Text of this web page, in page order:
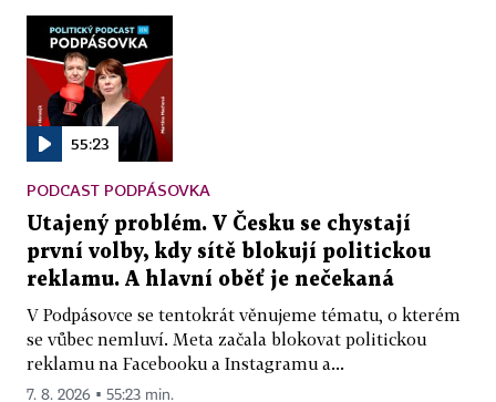
55:23
PODCAST PODPÁSOVKA
Utajený problém. V Česku se chystají
první volby, kdy sítě blokují politickou
reklamu. A hlavní oběť je nečekaná
V Podpásovce se tentokrát věnujeme tématu, o kterém
se vůbec nemluví. Meta začala blokovat politickou
reklamu na Facebooku a Instagramu a...
7. 8. 2026 ▪ 55:23 min.